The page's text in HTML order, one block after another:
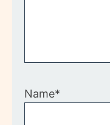
Name*